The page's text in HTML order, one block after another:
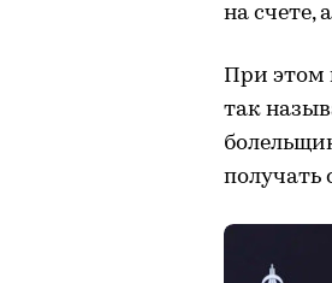
на счете,
При этом
так
получать